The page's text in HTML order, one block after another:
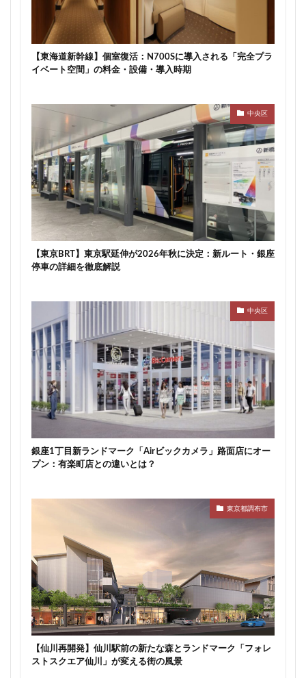
【東海道新幹線】個室復活：N700Sに導入される「完全プラ
イベート空間」の料金・設備・導入時期
中央区
【東京BRT】東京駅延伸が2026年秋に決定：新ルート・銀座
停車の詳細を徹底解説
中央区
銀座1丁目新ランドマーク「Airビックカメラ」路面店にオー
プン：有楽町店との違いとは？
東京都調布市
【仙川再開発】仙川駅前の新たな森とランドマーク「フォレ
ストスクエア仙川」が変える街の風景